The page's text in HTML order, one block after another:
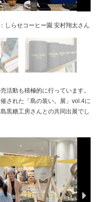
しらせコーヒー園 安村翔太さん
活動も積極的に行っています。
された「島の装い。展」vol.4に
黒糖工房さんとの共同出展でし